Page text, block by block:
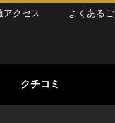
アクセス よくある
クチコミ